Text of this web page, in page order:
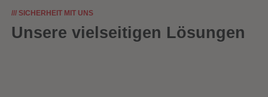
/// SICHERHEIT MIT UNS
Unsere vielseitigen Lösungen